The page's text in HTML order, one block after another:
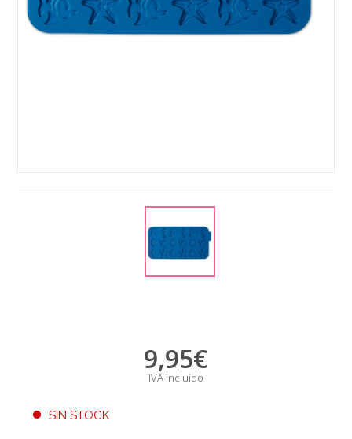
9,95€
IVA incluido
SIN STOCK